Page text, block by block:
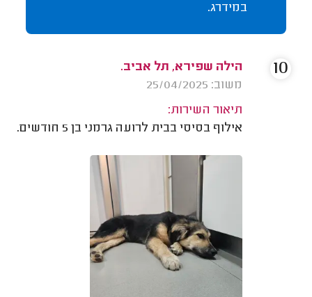
במידרג.
הילה שפירא, תל אביב.
משוב: 25/04/2025
תיאור השירות:
אילוף בסיסי בבית לרועה גרמני בן 5 חודשים.
10